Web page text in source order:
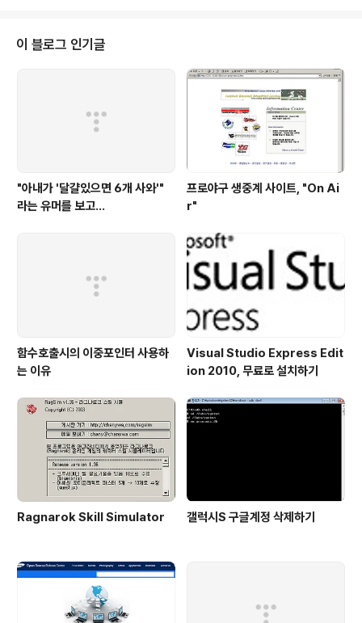
해서 지우개나 책 위에 비스듬히 기대게 했던 적이 한번쯤
은 있을 것이다. 반면에 이 핸드폰은 폴더스타일의 장점을
더욱 부각시켜 핸드폰을 책상과 같은 바닥에 둔 채로 TV
를 보듯이 세워놓을 수 있다라는 점도 DMB 애용자라면 주
목할만하다. 특이사항 - 지상파DMB, 마이펫, 블루투스, 파
일뷰어, 영한/한영사전 - U..
이 블로그 인기글
"아내가 '달걀있으면 6개 사와'"
라는 유머를 보고...
프로야구 생중계 사이트, "On Ai
r"
함수호출시의 이중포인터 사용하
는 이유
Visual Studio Express Edit
ion 2010, 무료로 설치하기
Ragnarok Skill Simulator 갤럭시S 구글계정 삭제하기